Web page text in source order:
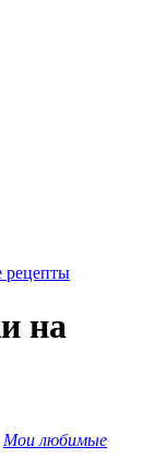
на
Мои любимые